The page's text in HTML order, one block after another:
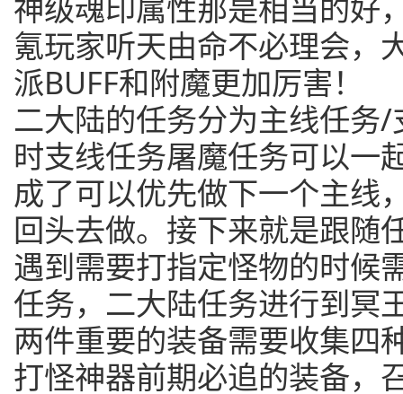
神级魂印属性那是相当的好
氪玩家听天由命不必理会，
派BUFF和附魔更加厉害！
二大陆的任务分为主线任务
时支线任务屠魔任务可以一
成了可以优先做下一个主线
回头去做。接下来就是跟随
遇到需要打指定怪物的时候
任务，二大陆任务进行到冥
两件重要的装备需要收集四
打怪神器前期必追的装备，